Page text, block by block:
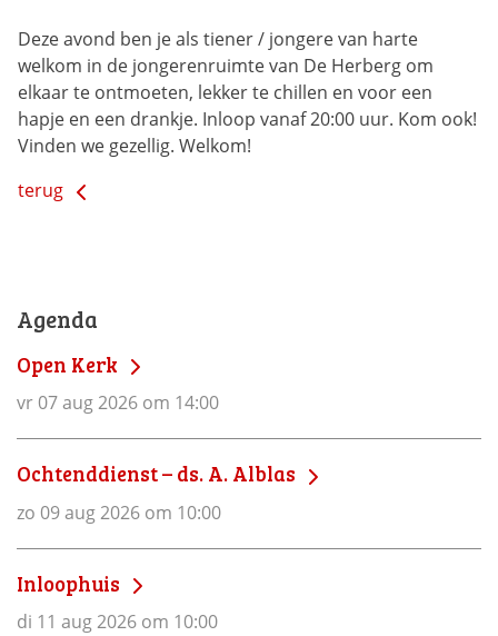
Deze avond ben je als tiener / jongere van harte
welkom in de jongerenruimte van De Herberg om
elkaar te ontmoeten, lekker te chillen en voor een
hapje en een drankje. Inloop vanaf 20:00 uur. Kom ook!
Vinden we gezellig. Welkom!
terug
Agenda
Open Kerk
vr 07 aug 2026 om 14:00
Ochtenddienst – ds. A. Alblas
zo 09 aug 2026 om 10:00
Inloophuis
di 11 aug 2026 om 10:00